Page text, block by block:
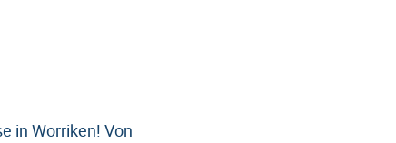
in Worriken! Von